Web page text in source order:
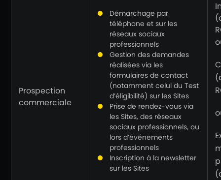
Prospection
commerciale
Démarchage par
téléphone et sur les
réseaux sociaux
professionnels
Gestion des demandes
réalisées via les
formulaires de contact
(notamment celui du Test
d’éligibilité) sur les Sites
Prise de rendez-vous via
les Sites, des réseaux
sociaux professionnels, ou
lors d’événements
professionnels
Inscription à la newsletter
sur les Sites